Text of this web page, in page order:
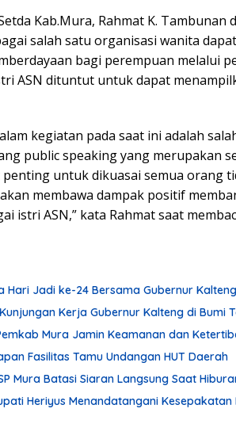
Kab.Mura, Rahmat K. Tambunan
salah satu organisasi wanita
bagi perempuan melalui
ASN dituntut untuk dapat
kegiatan pada saat ini adalah
public speaking yang merupakan
penting untuk dikuasai semua orang
membawa dampak positif
istri ASN,” kata Rahmat saat
Hari Jadi ke-24 Bersama Gubernur Kalteng
Kerja Gubernur Kalteng di Bumi
Mura Jamin Keamanan dan
Fasilitas Tamu Undangan HUT Daerah
Mura Batasi Siaran Langsung Saat
Heriyus Menandatangani